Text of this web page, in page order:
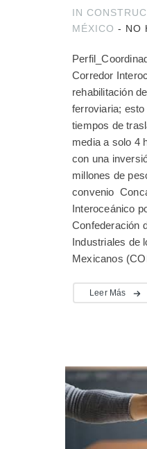
IN
MÉXICO - NO
Corredor
rehabilitación
ferroviaria;
tiempos de
media a solo 4
con una
millones de
convenio
Interoceánico
Confederación
Industriales de
Mexicanos
Leer Más